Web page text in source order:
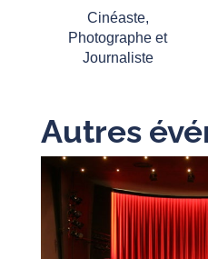
Cinéaste,
Photographe et
Journaliste
Autres